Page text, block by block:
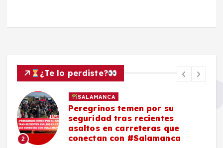
¿Te lo perdiste?
2
SALAMANCA
Peregrinos temen por su
seguridad tras recientes
asaltos en carreteras que
conectan con #Salamanca